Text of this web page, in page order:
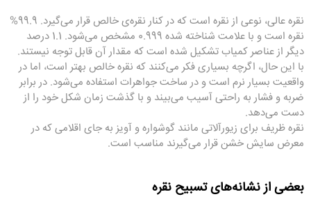
نقره عالی، نوعی از نقره است که در کنار نقره‌ی خالص قرار می‌گیرد. 99.9%
نقره است و با علامت شناخته شده 0.999 مشخص می‌شود. 1.1 درصد
دیگر از عناصر کمیاب تشکیل شده است که مقدار آن قابل توجه نیستند.
با این حال، اگرچه بسیاری فکر می‌کنند که نقره خالص بهتر است، اما در
واقعیت بسیار نرم است و در ساخت جواهرات استفاده می‌شود. در برابر
ضربه و فشار به راحتی آسیب می‌بیند و با گذشت زمان شکل خود را از
دست می‌دهد.
نقره ظریف برای زیورآلاتی مانند گوشواره و آویز به جای اقلامی که در
معرض سایش خشن قرار می‌گیرند مناسب است.
بعضی از نشانه‌های تسبیح نقره